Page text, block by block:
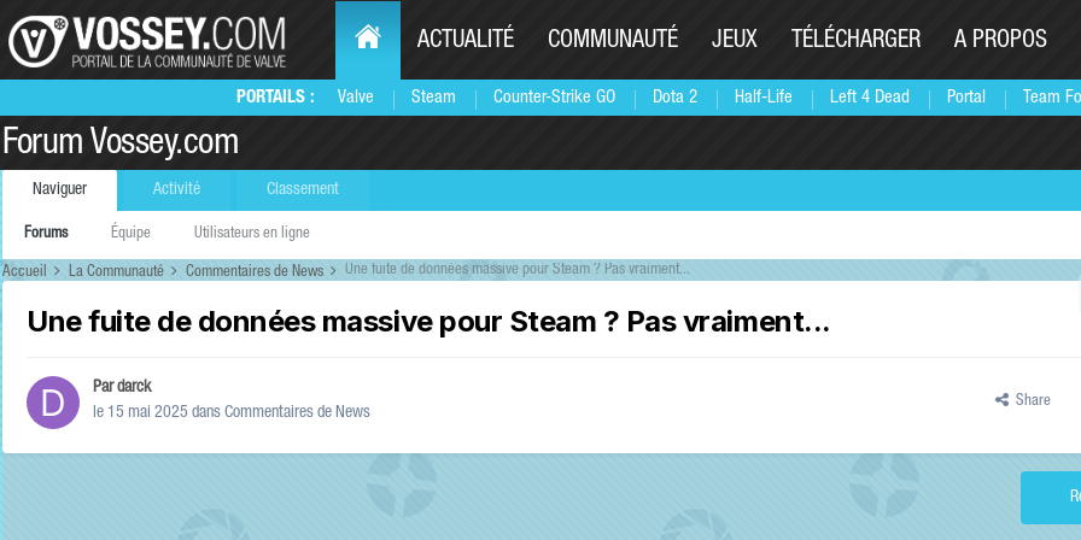
PORTAILS : Valve Steam Counter-Strike GO Dota 2 Half-Life Left 4 Dead Portal Team
ACTUALITÉ COMMUNAUTÉ JEUX TÉLÉCHARGER A PROPOS
Forum Vossey.com
Naviguer
Forums Équipe Utilisateurs en ligne
Activité Classement
Accueil La Communauté Commentaires de News Une fuite de données massive pour Steam ? Pas vraiment...
Une fuite de données massive pour Steam ? Pas vraiment...
Pardarck
le 15 mai 2025 dans Commentaires de News
Share